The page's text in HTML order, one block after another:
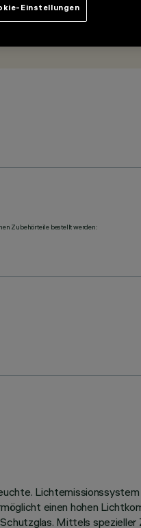
Zubehörteile bestellt werden:
einen hohen
Mittels
Einstellungen